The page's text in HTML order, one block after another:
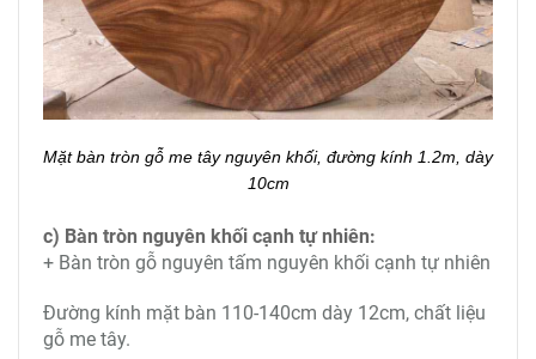
Mặt bàn tròn gỗ me tây nguyên khối, đường kính 1.2m, dày
10cm
c) Bàn tròn nguyên khối cạnh tự nhiên:
+ Bàn tròn gỗ nguyên tấm nguyên khối cạnh tự nhiên
Đường kính mặt bàn 110-140cm dày 12cm, chất liệu
gỗ me tây.